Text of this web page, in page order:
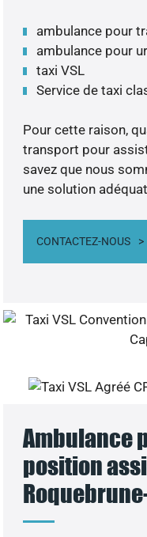
ambulance pour
ambulance pour
taxi VSL
Service de taxi
Pour cette raison,
transport pour
savez que nous
une solution
CONTACTEZ-NOUS
Ambulance
position